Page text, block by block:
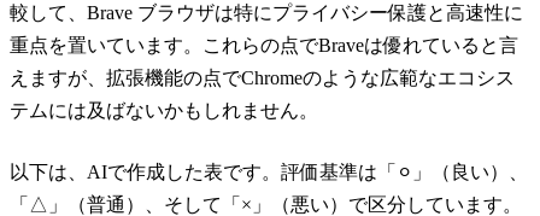
較して、Brave ブラウザは特にプライバシー保護と高速性に
重点を置いています。これらの点でBraveは優れていると言
えますが、拡張機能の点でChromeのような広範なエコシス
テムには及ばないかもしれません。
以下は、AIで作成した表です。評価基準は「⚪︎」（良い）、
「△」（普通）、そして「×」（悪い）で区分しています。